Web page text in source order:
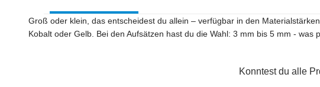
Groß oder klein, das entscheidest du allein – verfügbar in den
Kobalt oder Gelb. Bei den Aufsätzen hast du die Wahl: 3 mm bis 5 mm -
Konntest du alle